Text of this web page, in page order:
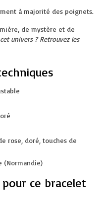
à majorité des poignets.
de mystère et de
univers ? Retrouvez les
rose, doré, touches de
(Normandie)
ce bracelet